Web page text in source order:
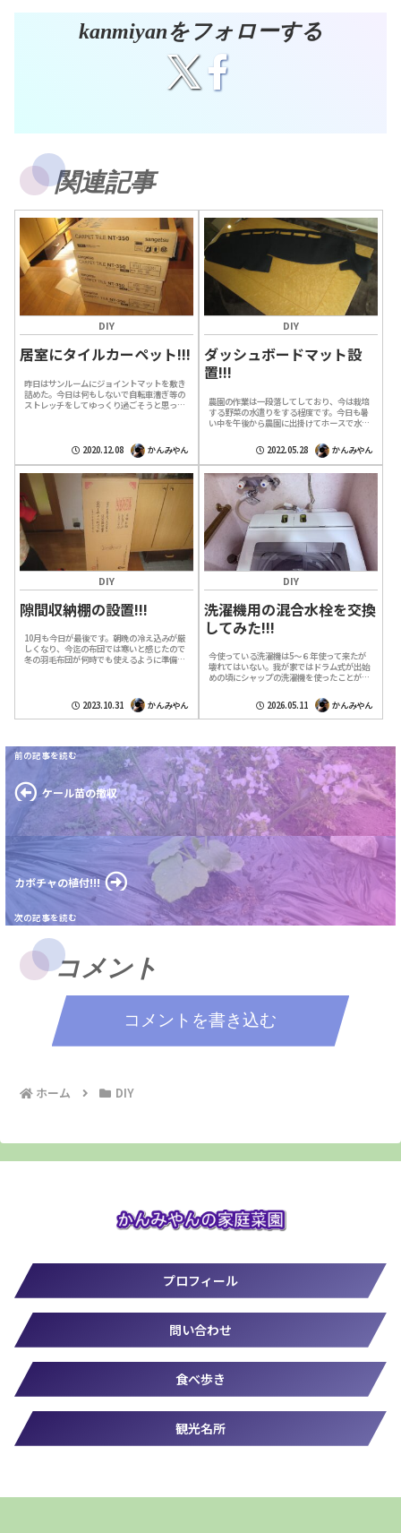
kanmiyanをフォローする
関連記事
DIY
居室にタイルカーペット!!!
昨日はサンルームにジョイントマットを敷き
詰めた。今日は何もしないで自転車漕ぎ等の
ストレッチをしてゆっくり過ごそうと思って
2020.12.08
かんみやん
DIY
ダッシュボードマット設
置!!!
農園の作業は一段落してしており、今は栽培
する野菜の水遣りをする程度です。今日も暑
い中を午後から農園に出掛けてホースで水撒
の数個を支柱に結束する程度の作業で終わ
2022.05.28 かんみやん
DIY
隙間収納棚の設置!!!
10月も今日が最後です。朝晩の冷え込みが厳
しくなり、今迄の布団では寒いと感じたので
冬の羽毛布団が何時でも使えるように準備を
2023.10.31
かんみやん
DIY
洗濯機用の混合水栓を交換
してみた!!!
今使っている洗濯機は5～６年使って来たが
壊れてはいない。我が家ではドラム式が出始
めの頃にシャップの洗濯機を使ったことが有
機と言えば縦型を愛用しているし、最近の
2026.05.11 かんみやん
ケール苗の撤収
カボチャの植付!!!
コメント
コメントを書き込む
ホーム DIY
プロフィール
問い合わせ
食べ歩き
観光名所